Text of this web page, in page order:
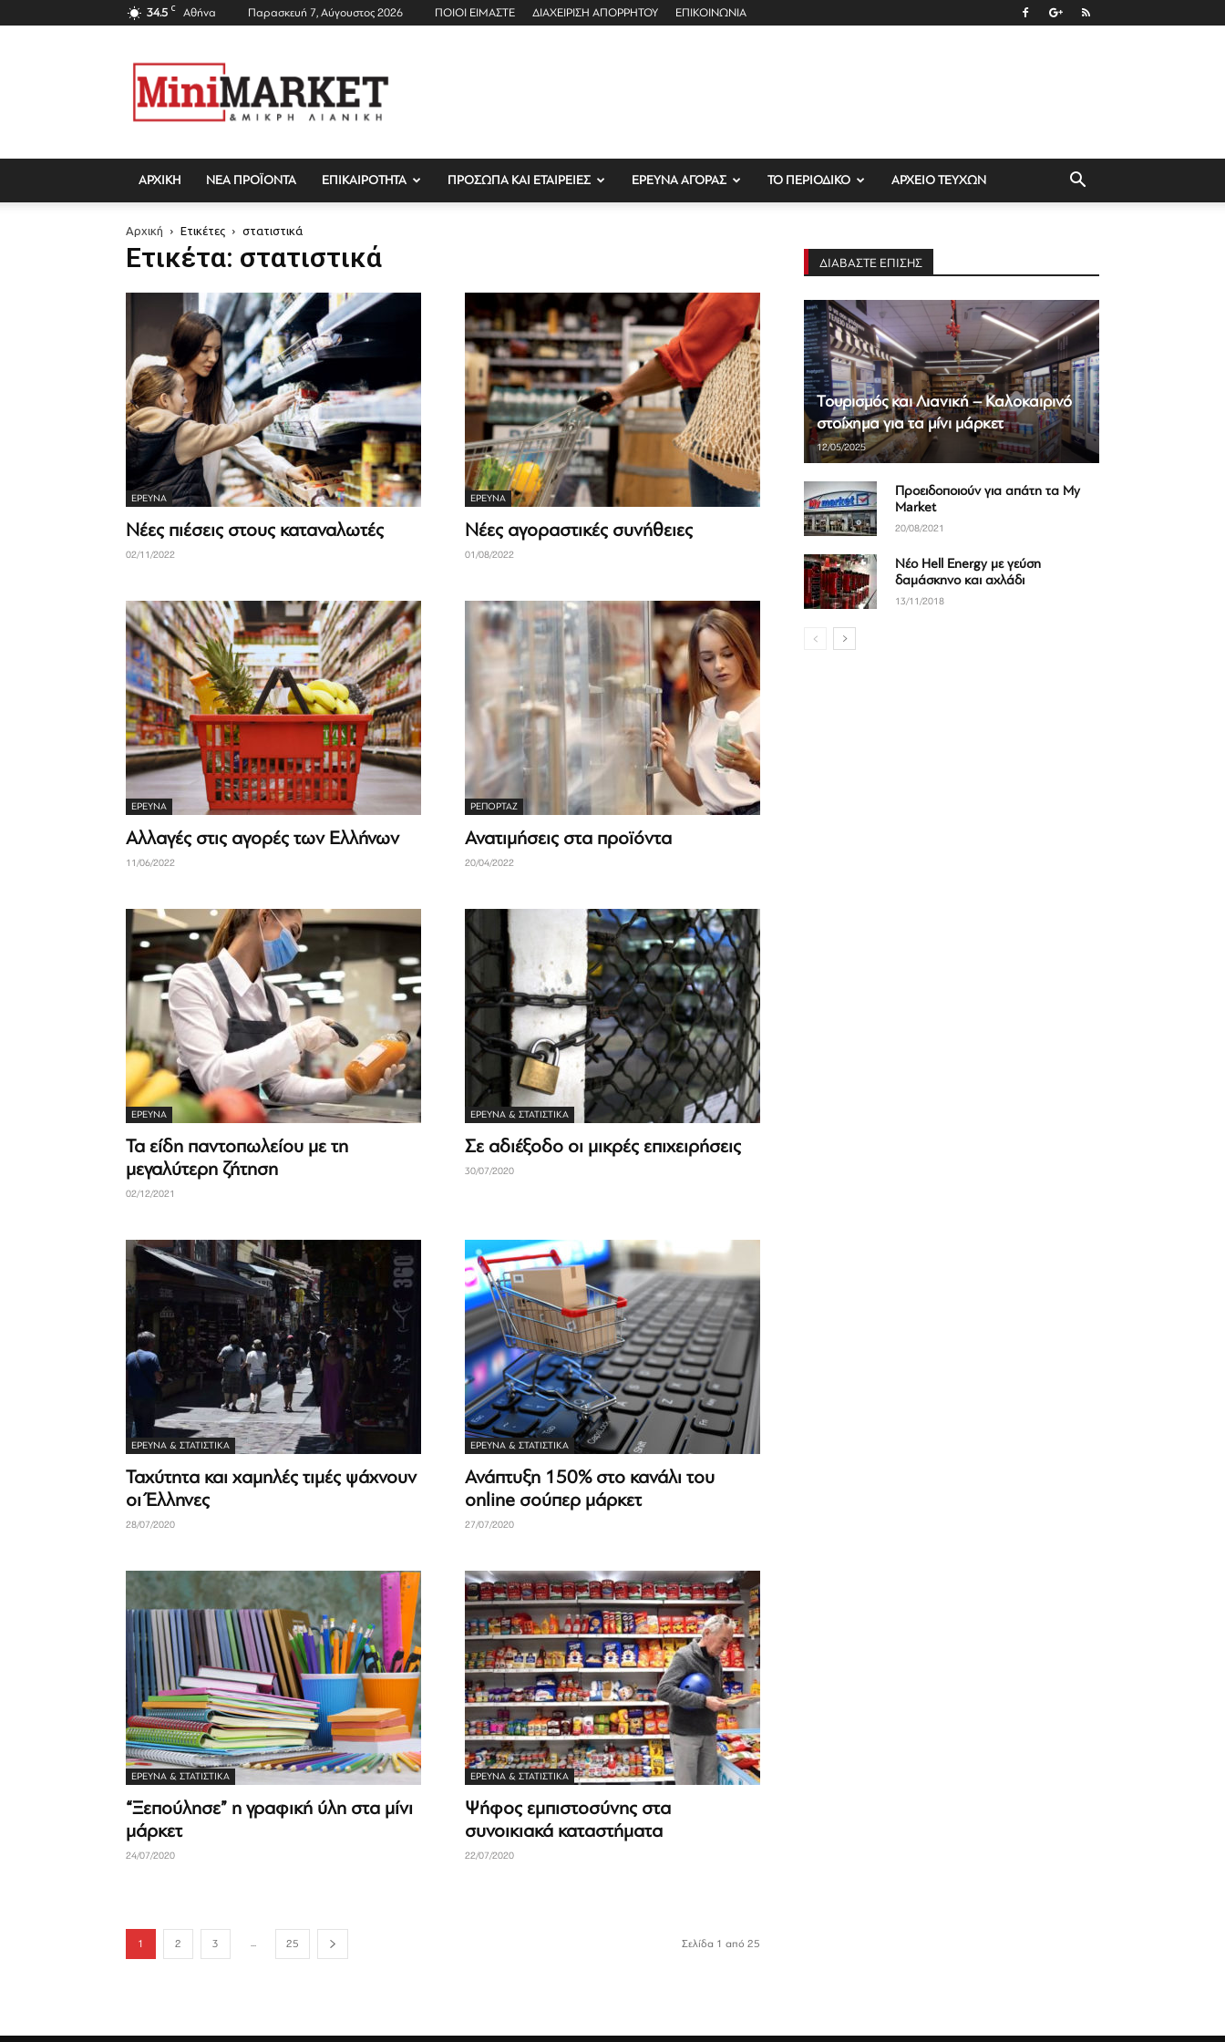
34.5 C Αθήνα Παρασκευή 7, Αύγουστος 2026 ΠΟΙΟΙ ΕΙΜΑΣΤΕ ΔΙΑΧΕΙΡΙΣΗ ΑΠΟΡΡΗΤΟΥ ΕΠΙΚΟΙΝΩΝΙΑ
Mini
Market
Magazine
ΑΡΧΙΚΗ ΝΕΑ ΠΡΟΪΟΝΤΑ ΕΠΙΚΑΙΡΟΤΗΤΑ ΠΡΟΣΩΠΑ ΚΑΙ ΕΤΑΙΡΕΙΕΣ ΕΡΕΥΝΑ ΑΓΟΡΑΣ ΤΟ ΠΕΡΙΟΔΙΚΟ ΑΡΧΕΙΟ ΤΕΥΧΩΝ
Αρχική Ετικέτες στατιστικά
Ετικέτα: στατιστικά
ΈΡΕΥΝΑ
Νέες πιέσεις στους καταναλωτές
02/11/2022
ΈΡΕΥΝΑ
Νέες αγοραστικές συνήθειες
01/08/2022
ΈΡΕΥΝΑ
Αλλαγές στις αγορές των Ελλήνων
11/06/2022
ΡΕΠΟΡΤΆΖ
Ανατιμήσεις στα προϊόντα
20/04/2022
ΈΡΕΥΝΑ
Τα είδη παντοπωλείου με τη
μεγαλύτερη ζήτηση
02/12/2021
ΈΡΕΥΝΑ & ΣΤΑΤΙΣΤΙΚΆ
Σε αδιέξοδο οι μικρές επιχειρήσεις
30/07/2020
ΈΡΕΥΝΑ & ΣΤΑΤΙΣΤΙΚΆ
Ταχύτητα και χαμηλές τιμές ψάχνουν
οι Έλληνες
28/07/2020
ΈΡΕΥΝΑ & ΣΤΑΤΙΣΤΙΚΆ
Ανάπτυξη 150% στο κανάλι του
online σούπερ μάρκετ
27/07/2020
ΈΡΕΥΝΑ & ΣΤΑΤΙΣΤΙΚΆ
“Ξεπούλησε” η γραφική ύλη στα μίνι
μάρκετ
24/07/2020
ΈΡΕΥΝΑ & ΣΤΑΤΙΣΤΙΚΆ
Ψήφος εμπιστοσύνης στα
συνοικιακά καταστήματα
22/07/2020
1 2 3 ... 25 Σελίδα 1 από 25
ΔΙΑΒΑΣΤΕ ΕΠΙΣΗΣ
Τουρισμός και Λιανική – Καλοκαιρινό
στοίχημα για τα μίνι μάρκετ
12/05/2025
Προειδοποιούν για απάτη τα My
Market
20/08/2021
Νέο Hell Energy με γεύση
δαμάσκηνο και αχλάδι
13/11/2018